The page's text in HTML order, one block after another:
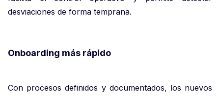
desviaciones de forma temprana.
Onboarding más rápido
Con procesos definidos y documentados, los nuevos